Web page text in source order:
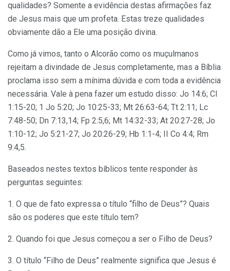
qualidades? Somente a evidência destas afirmações faz
de Jesus mais que um profeta. Estas treze qualidades
obviamente dão a Ele uma posição divina.
Como já vimos, tanto o Alcorão como os muçulmanos
rejeitam a divindade de Jesus completamente, mas a Bíblia
proclama isso sem a mínima dúvida e com toda a evidência
necessária. Vale à pena fazer um estudo disso: Jo 14:6; Cl
1:15-20; 1 Jo 5:20; Jo 10:25-33; Mt 26:63-64; Tt 2:11; Lc
7:48-50; Dn 7:13,14; Fp 2:5,6; Mt 14:32-33; At 20:27-28; Jo
1:10-12; Jo 5:21-27; Jo 20:26-29; Hb 1:1-4; II Co 4:4; Rm
9:4,5.
Baseados nestes textos bíblicos tente responder às
perguntas seguintes:
1. O que de fato expressa o título “filho de Deus”? Quais
são os poderes que este título tem?
2. Quando foi que Jesus começou a ser o Filho de Deus?
3. O título “Filho de Deus” realmente significa que Jesus é